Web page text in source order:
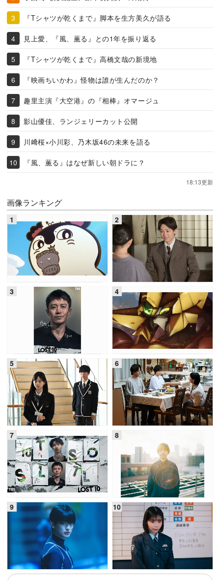
『Tシャツが乾くまで』脚本を生方美久が語る
見上愛、『風、薫る』との1年を振り返る
『Tシャツが乾くまで』高橋文哉の新境地
『映画ちいかわ』怪物は誰が生んだのか？
趣里主演『大空港』の『相棒』オマージュ
影山優佳、ランジェリーカット公開
川﨑桜×小川彩、乃木坂46の未来を語る
『風、薫る』はなぜ新しい朝ドラに？
18:13更新
画像ランキング